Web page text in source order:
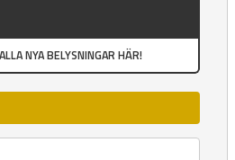
NYA BELYSNINGAR HÄR!